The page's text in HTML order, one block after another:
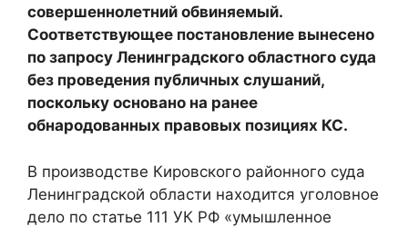
совершеннолетний обвиняемый.
Соответствующее постановление вынесено
по запросу Ленинградского областного суда
без проведения публичных слушаний,
поскольку основано на ранее
обнародованных правовых позициях КС.
В производстве Кировского районного суда
Ленинградской области находится уголовное
дело по статье 111 УК РФ «умышленное